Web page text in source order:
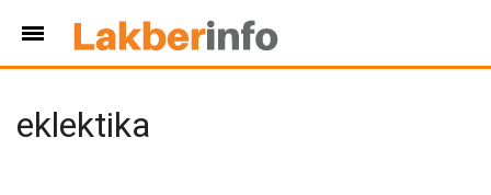
eklektika